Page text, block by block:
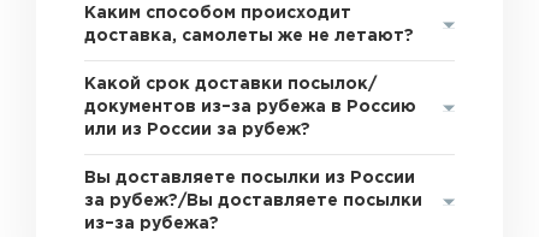
Каким способом происходит
доставка, самолеты же не летают?
Какой срок доставки посылок/
документов из–за рубежа в Россию
или из России за рубеж?
Вы доставляете посылки из России
за рубеж?/Вы доставляете посылки
из–за рубежа?